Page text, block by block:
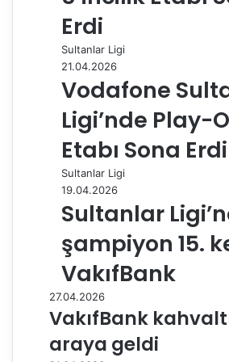
Erdi
Sultanlar Ligi
21.04.2026
Vodafone
Ligi’nde Play-
Etabı Sona Erdi
Sultanlar Ligi
19.04.2026
Sultanlar
şampiyon 15.
VakıfBank
27.04.2026
VakıfBank
araya geldi